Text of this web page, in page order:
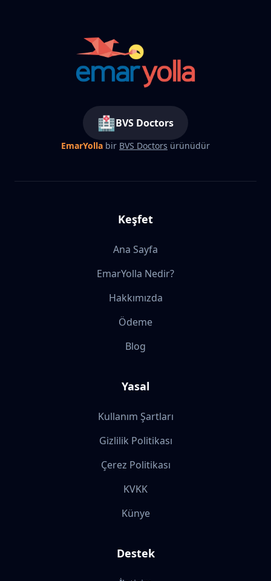
🏥BVS Doctors
EmarYolla bir BVS Doctors ürünüdür
Keşfet
Ana Sayfa
EmarYolla Nedir?
Hakkımızda
Ödeme
Blog
Yasal
Kullanım Şartları
Gizlilik Politikası
Çerez Politikası
KVKK
Künye
Destek